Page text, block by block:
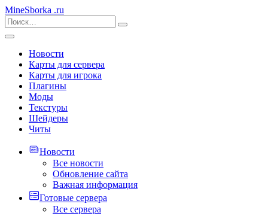
MineSborka .ru
Новости
Карты для сервера
Карты для игрока
Плагины
Моды
Текстуры
Шейдеры
Читы
Новости
Все новости
Обновление сайта
Важная информация
Готовые сервера
Все сервера